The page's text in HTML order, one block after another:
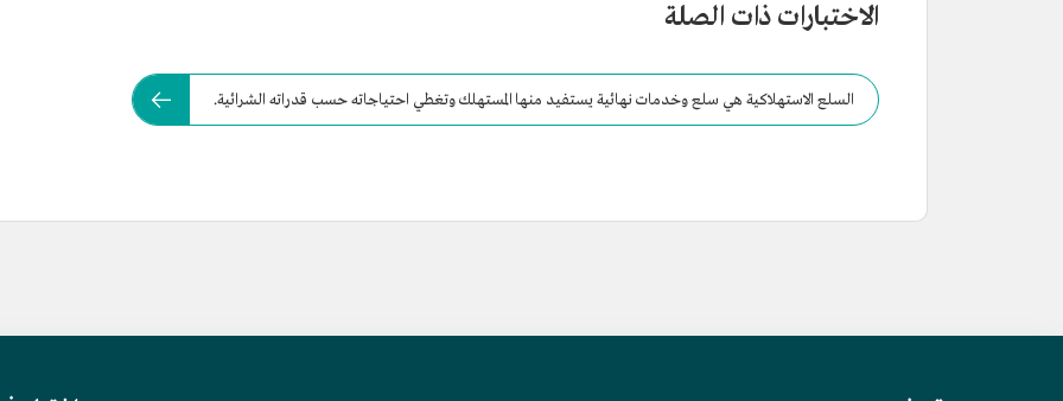
الاختبارات ذات الصلة
السلع الاستهلاكية هي سلع وخدمات نهائية يستفيد منها المستهلك وتغطي احتياجاته حسب قدراته الشرائية.